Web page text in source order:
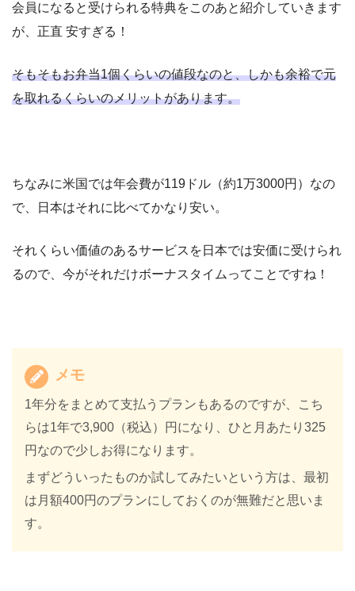
会員になると受けられる特典をこのあと紹介していきます
が、正直 安すぎる！
そもそもお弁当1個くらいの値段なのと、しかも余裕で元
を取れるくらいのメリットがあります。
ちなみに米国では年会費が119ドル（約1万3000円）なの
で、日本はそれに比べてかなり安い。
それくらい価値のあるサービスを日本では安価に受けられ
るので、今がそれだけボーナスタイムってことですね！
メモ
1年分をまとめて支払うプランもあるのですが、こち
らは1年で3,900（税込）円になり、ひと月あたり325
円なので少しお得になります。
まずどういったものか試してみたいという方は、最初
は月額400円のプランにしておくのが無難だと思いま
す。